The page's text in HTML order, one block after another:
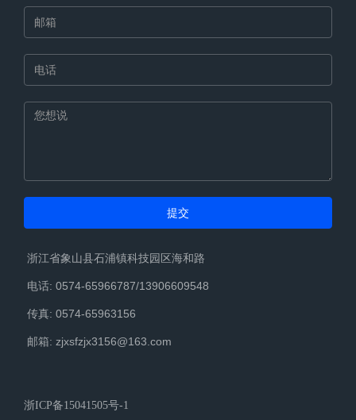
提交
浙江省象山县石浦镇科技园区海和路
电话: 0574-65966787/13906609548
传真: 0574-65963156
邮箱: zjxsfzjx3156@163.com
浙ICP备15041505号-1